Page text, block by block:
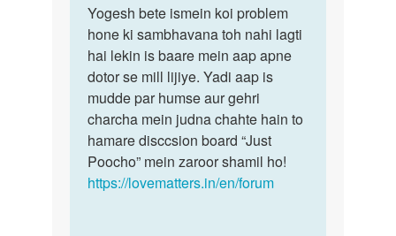
to
Mere
penis
ka
ched
chota
h…
by
Yogesh
Yogesh
bete
ismein
koi…
Yogesh bete ismein koi problem
hone ki sambhavana toh nahi lagti
hai lekin is baare mein aap apne
dotor se mill lijiye. Yadi aap is
mudde par humse aur gehri
charcha mein judna chahte hain to
hamare disccsion board “Just
Poocho” mein zaroor shamil ho!
https://lovematters.in/en/forum